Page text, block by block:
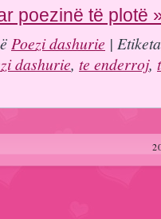
poezinë të plotë
Poezi dashurie |
dashurie, te enderroj,